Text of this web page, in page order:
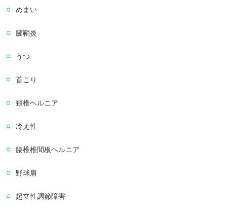
めまい
腱鞘炎
うつ
首こり
頚椎ヘルニア
冷え性
腰椎椎間板ヘルニア
野球肩
起立性調節障害